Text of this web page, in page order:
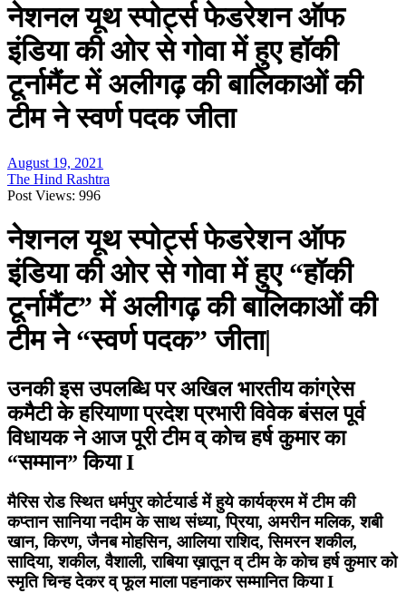
नेशनल यूथ स्पोर्ट्स फेडरेशन ऑफ
इंडिया की ओर से गोवा में हुए हॉकी
टूर्नामैंट में अलीगढ़ की बालिकाओं की
टीम ने स्वर्ण पदक जीता
August 19, 2021
The Hind Rashtra
Post Views: 996
नेशनल यूथ स्पोर्ट्स फेडरेशन ऑफ
इंडिया की ओर से गोवा में हुए “हॉकी
टूर्नामैंट” में अलीगढ़ की बालिकाओं की
टीम ने “स्वर्ण पदक” जीता|
उनकी इस उपलब्धि पर अखिल भारतीय कांग्रेस
कमैटी के हरियाणा प्रदेश प्रभारी विवेक बंसल पूर्व
विधायक ने आज पूरी टीम व् कोच हर्ष कुमार का
“सम्मान” किया I
मैरिस रोड स्थित धर्मपुर कोर्टयार्ड में हुये कार्यक्रम में टीम की
कप्तान सानिया नदीम के साथ संध्या, प्रिया, अमरीन मलिक, शबी
खान, किरण, जैनब मोहसिन, आलिया राशिद, सिमरन शकील,
सादिया, शकील, वैशाली, राबिया ख़ातून व् टीम के कोच हर्ष कुमार को
स्मृति चिन्ह देकर व् फूल माला पहनाकर सम्मानित किया I